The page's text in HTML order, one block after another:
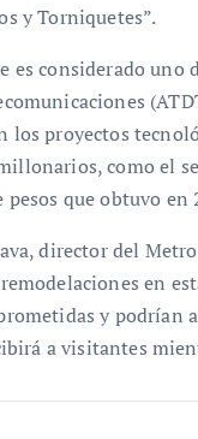
y Torniquetes”.
es considerado uno
los proyectos
como el
pesos que obtuvo
director del
en
y
a visitantes